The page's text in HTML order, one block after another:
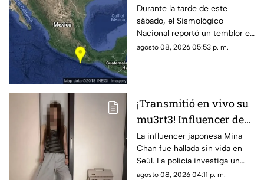
Romero, Oaxaca, hoy 8
de agosto de 2026
Durante la tarde de este
sábado, el Sismológico
Nacional reportó un temblor en
México hoy, con epicentro en
agosto 08, 2026 05:53 p. m.
¡Transmitió en vivo su
mu3rt3! Influencer de
k-pop Mina Chan
estaba en su
departamento de Seúl
La influencer japonesa Mina
Chan fue hallada sin vida en
Seúl. La policía investiga un
posible suicidio tras una alerta
agosto 08, 2026 04:11 p. m.